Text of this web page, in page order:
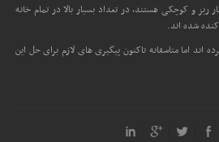
و کوچکی هستند، در تعداد بسیار بالا در تمام خانه
شده اند.
اند اما متاسفانه تاکنون پیگیری های لازم برای حل این